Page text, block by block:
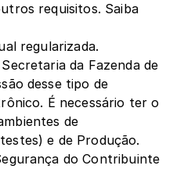
requisitos. Saiba
regularizada.
da Fazenda de
desse tipo de
É necessário ter o
de
e de Produção.
do Contribuinte